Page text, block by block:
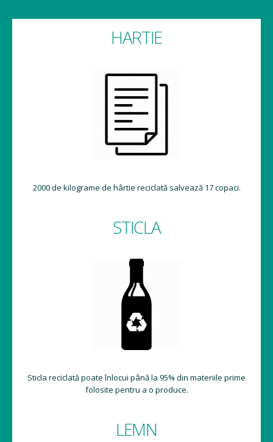
HARTIE
2000 de kilograme de hârtie reciclată salvează 17 copaci.
STICLA
Sticla reciclată poate înlocui până la 95% din materiile prime
folosite pentru a o produce.
LEMN